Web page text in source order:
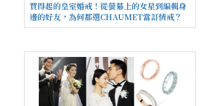
買得起的皇室婚戒！從螢幕上的女星到編輯身
邊的好友，為何都選CHAUMET當訂情戒？